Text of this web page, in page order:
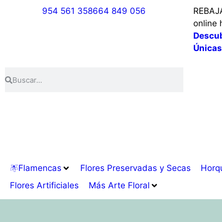
954 561 358664 849 056
online
Únicas
Flamencas Flores Preservadas y Secas
Flores Artificiales
Más Arte Floral